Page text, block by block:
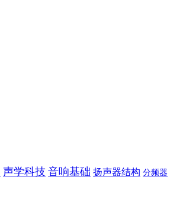
声学科技 音响基础 扬声器结构 分频器